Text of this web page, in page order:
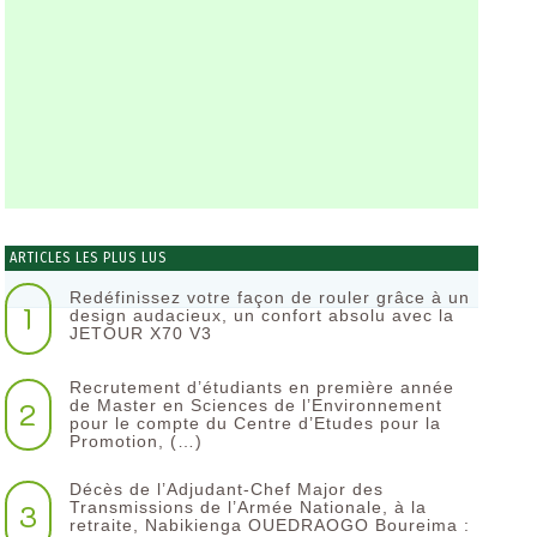
ARTICLES LES PLUS LUS
1
Redéfinissez votre façon de rouler grâce à un
design audacieux, un confort absolu avec la
JETOUR X70 V3
2
Recrutement d’étudiants en première année
de Master en Sciences de l’Environnement
pour le compte du Centre d’Etudes pour la
Promotion, (…)
3
Décès de l’Adjudant-Chef Major des
Transmissions de l’Armée Nationale, à la
retraite, Nabikienga OUEDRAOGO Boureima :